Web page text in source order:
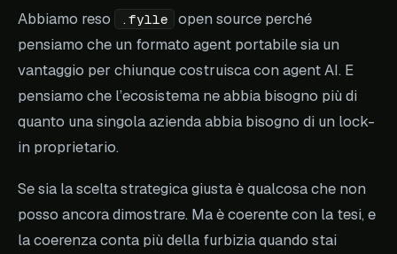
Abbiamo reso .fylle
open source perché
pensiamo che un formato agent portabile sia un
vantaggio per chiunque costruisca con agent AI. E
pensiamo che l’ecosistema ne abbia bisogno più di
quanto una singola azienda abbia bisogno di un lock-
in proprietario.
Se sia la scelta strategica giusta è qualcosa che non
posso ancora dimostrare. Ma è coerente con la tesi, e
la coerenza conta più della furbizia quando stai